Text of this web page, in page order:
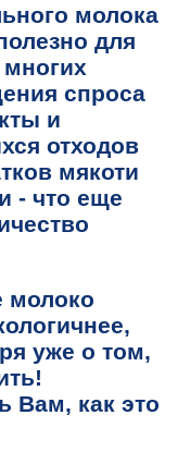
молока
для
спроса
и
отходов
мякоти
- что еще
молоко
уже о том,
Вам, как это